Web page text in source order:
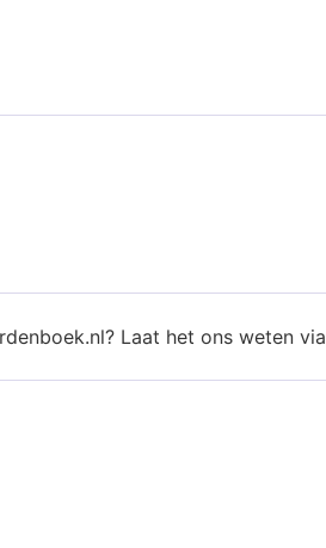
Laat het ons weten via